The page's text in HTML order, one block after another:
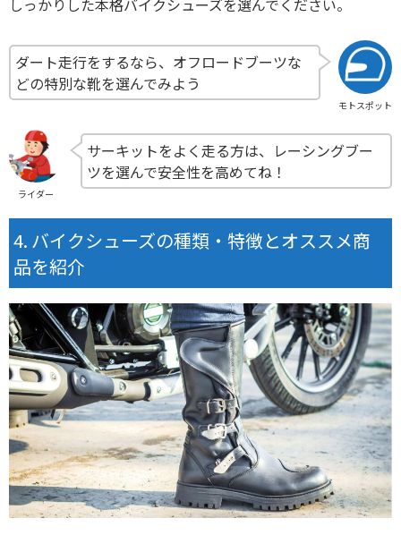
モトスポット
ダート走行をするなら、オフロードブーツな
どの特別な靴を選んでみよう
ライダー
サーキットをよく走る方は、レーシングブー
ツを選んで安全性を高めてね！
バイクシューズの種類・特徴とオススメ商
品を紹介